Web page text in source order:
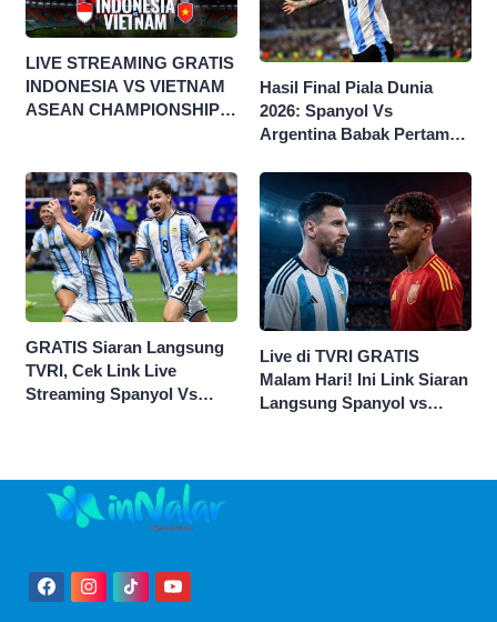
LIVE STREAMING GRATIS
INDONESIA VS VIETNAM
ASEAN CHAMPIONSHIP
Hasil Final Piala Dunia
2026: Spanyol Vs
Argentina Babak Pertama
GRATIS Siaran Langsung
TVRI, Cek Link Live
Streaming Spanyol Vs
Live di TVRI GRATIS
Malam Hari! Ini Link Siaran
Langsung Spanyol vs